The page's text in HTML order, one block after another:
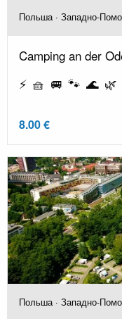
Польша · Западно-
Camping an der
⚡ 🧺 🚐 🐾 🌊
8.00 €
Польша · Западно-